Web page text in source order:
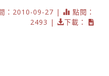
：2010-09-27 |
點閱：
2493 |
下載：